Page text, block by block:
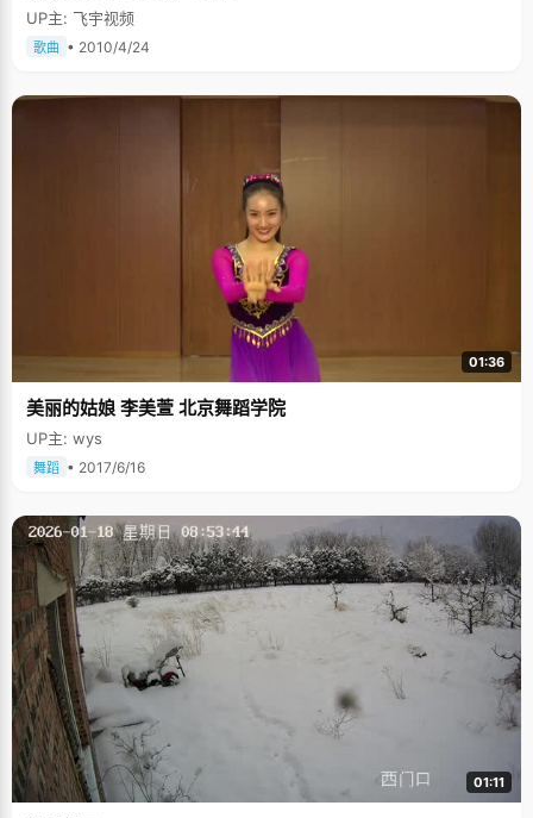
UP主: 飞宇视频
歌曲 • 2010/4/24
01:36
美丽的姑娘 李美萱 北京舞蹈学院
UP主: wys
舞蹈 • 2017/6/16
01:11